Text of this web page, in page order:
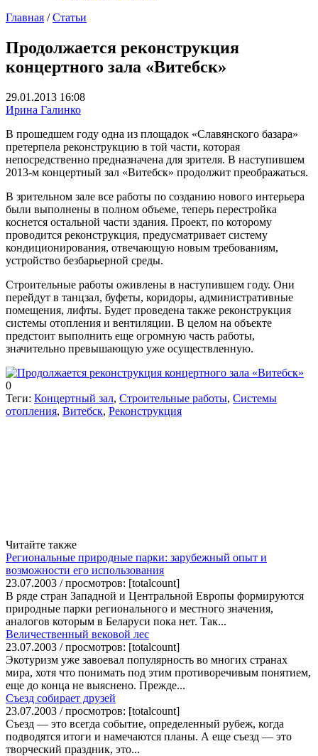
Главная / Статьи
Продолжается реконструкция
концертного зала «Витебск»
29.01.2013 16:08
Ирина Галинко
В прошедшем году одна из площадок «Славянского базара»
претерпела реконструкцию в той части, которая
непосредственно предназначена для зрителя. В наступившем
2013-м концертный зал «Витебск» продолжит преображаться.
В зрительном зале все работы по созданию нового интерьера
были выполнены в полном объеме, теперь перестройка
коснется остальной части здания. Проект, по которому
проводится реконструкция, предусматривает систему
кондиционирования, отвечающую новым требованиям,
устройство безбарьерной среды.
Строительные работы оживлены в наступившем году. Они
перейдут в танцзал, буфеты, коридоры, административные
помещения, лифты. Будет проведена также реконструкция
системы отопления и вентиляции. В целом на объекте
предстоит выполнить еще огромную часть работы,
значительно превышающую уже осуществленную.
0
Теги: Концертный зал, Строительные работы, Системы
отопления, Витебск, Реконструкция
Читайте также
Региональные природные парки: зарубежный опыт и
возможности его использования
23.07.2003 / просмотров: [totalcount]
В ряде стран Западной и Центральной Европы формируются
природные парки регионального и местного значения,
аналогов которым в Беларуси пока нет. Так...
Величественный вековой лес
23.07.2003 / просмотров: [totalcount]
Экотуризм уже завоевал популярность во многих странах
мира, хотя что понимать под этим противоречивым понятием,
еще до конца не выяснено. Прежде...
Съезд собирает друзей
23.07.2003 / просмотров: [totalcount]
Съезд — это всегда событие, определенный рубеж, когда
подводятся итоги и намечаются планы. А еще съезд — это
творческий праздник, это...